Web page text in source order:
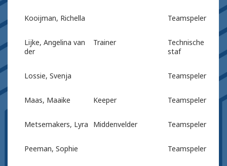
Kooijman, Richella Teamspeler
Lijke, Angelina van
der
Trainer
Technische
staf
Lossie, Svenja Teamspeler
Maas, Maaike Keeper Teamspeler
Metsemakers, Lyra Middenvelder Teamspeler
Peeman, Sophie Teamspeler